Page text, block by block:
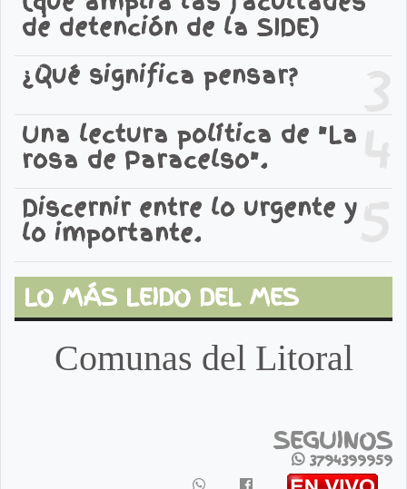
de detención de la SIDE)
3
¿Qué significa pensar?
4
Una lectura política de "La
rosa de Paracelso".
5
Discernir entre lo urgente y
lo importante.
LO MÁS LEIDO DEL MES
Comunas del Litoral
SEGUINOS
3794399959